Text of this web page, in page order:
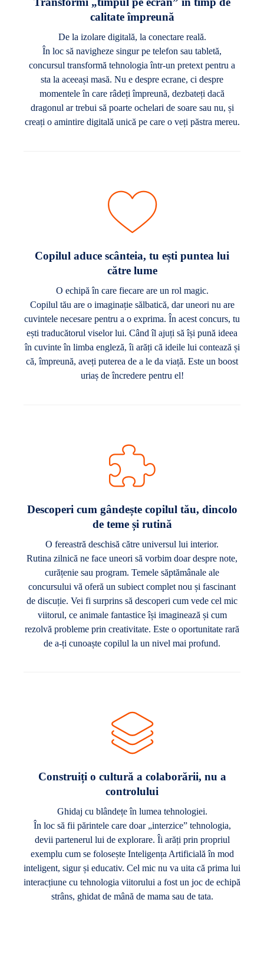
calitate împreună
De la izolare digitală, la conectare reală.
În loc să navigheze singur pe telefon sau tabletă,
concursul transformă tehnologia într-un pretext pentru a
sta la aceeași masă. Nu e despre ecrane, ci despre
momentele în care râdeți împreună, dezbateți dacă
dragonul ar trebui să poarte ochelari de soare sau nu, și
creați o amintire digitală unică pe care o veți păstra mereu.
Copilul aduce scânteia, tu ești puntea lui
către lume
O echipă în care fiecare are un rol magic.
Copilul tău are o imaginație sălbatică, dar uneori nu are
cuvintele necesare pentru a o exprima. În acest concurs, tu
ești traducătorul viselor lui. Când îl ajuți să își pună ideea
în cuvinte în limba engleză, îi arăți că ideile lui contează și
că, împreună, aveți puterea de a le da viață. Este un boost
uriaș de încredere pentru el!
Descoperi cum gândește copilul tău, dincolo
de teme și rutină
O fereastră deschisă către universul lui interior.
Rutina zilnică ne face uneori să vorbim doar despre note,
curățenie sau program. Temele săptămânale ale
concursului vă oferă un subiect complet nou și fascinant
de discuție. Vei fi surprins să descoperi cum vede cel mic
viitorul, ce animale fantastice își imaginează și cum
rezolvă probleme prin creativitate. Este o oportunitate rară
de a-ți cunoaște copilul la un nivel mai profund.
Construiți o cultură a colaborării, nu a
controlului
Ghidaj cu blândețe în lumea tehnologiei.
În loc să fii părintele care doar „interzice” tehnologia,
devii partenerul lui de explorare. Îi arăți prin propriul
exemplu cum se folosește Inteligența Artificială în mod
inteligent, sigur și educativ. Cel mic nu va uita că prima lui
interacțiune cu tehnologia viitorului a fost un joc de echipă
strâns, ghidat de mână de mama sau de tata.